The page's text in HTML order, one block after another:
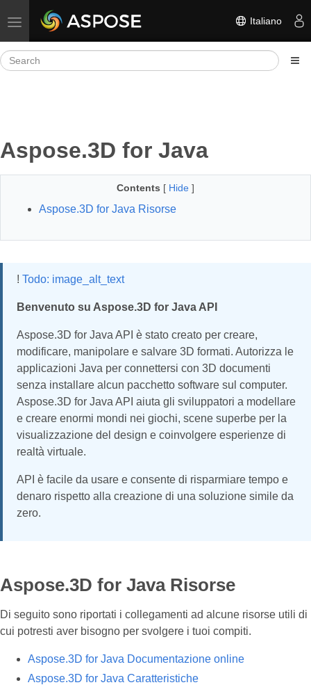
Toggle navigation Italiano
Aspose.3D for Java
Contents [ Hide ]
Aspose.3D for Java Risorse
! Todo: image_alt_text
Benvenuto su Aspose.3D for Java API
Aspose.3D for Java API è stato creato per creare,
modificare, manipolare e salvare 3D formati. Autorizza le
applicazioni Java per connettersi con 3D documenti
senza installare alcun pacchetto software sul computer.
Aspose.3D for Java API aiuta gli sviluppatori a modellare
e creare enormi mondi nei giochi, scene superbe per la
visualizzazione del design e coinvolgere esperienze di
realtà virtuale.
API è facile da usare e consente di risparmiare tempo e
denaro rispetto alla creazione di una soluzione simile da
zero.
Aspose.3D for Java Risorse
Di seguito sono riportati i collegamenti ad alcune risorse utili di
cui potresti aver bisogno per svolgere i tuoi compiti.
Aspose.3D for Java Documentazione online
Aspose.3D for Java Caratteristiche